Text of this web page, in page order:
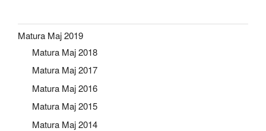
Matura Maj 2019
Matura Maj 2018
Matura Maj 2017
Matura Maj 2016
Matura Maj 2015
Matura Maj 2014